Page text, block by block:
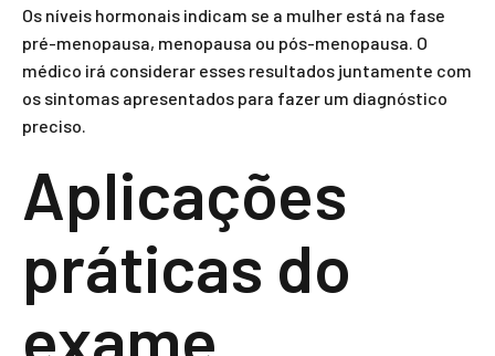
Os níveis hormonais indicam se a mulher está na fase
pré-menopausa, menopausa ou pós-menopausa. O
médico irá considerar esses resultados juntamente com
os sintomas apresentados para fazer um diagnóstico
preciso.
Aplicações
práticas do
exame